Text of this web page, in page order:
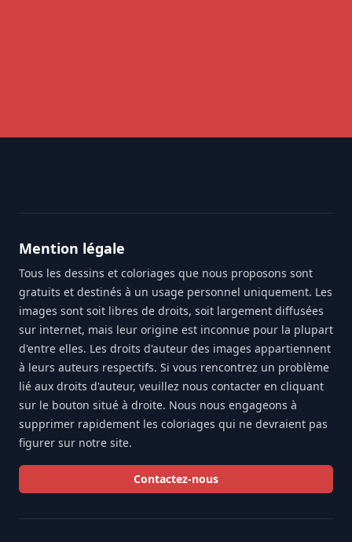
Mention légale
Tous les dessins et coloriages que nous proposons sont
gratuits et destinés à un usage personnel uniquement. Les
images sont soit libres de droits, soit largement diffusées
sur internet, mais leur origine est inconnue pour la plupart
d'entre elles. Les droits d'auteur des images appartiennent
à leurs auteurs respectifs. Si vous rencontrez un problème
lié aux droits d'auteur, veuillez nous contacter en cliquant
sur le bouton situé à droite. Nous nous engageons à
supprimer rapidement les coloriages qui ne devraient pas
figurer sur notre site.
Contactez-nous